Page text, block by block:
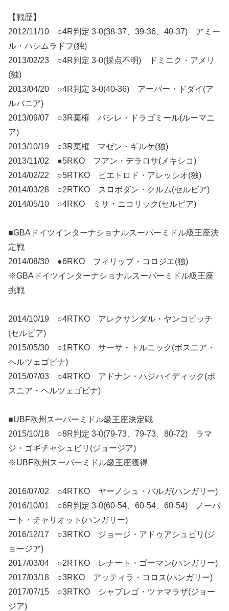
【戦歴】
2012/11/10 ○4R判定 3-0(38-37、39-36、40-37) アミー
ル・ハシムラドフ(独)
2013/02/23 ○4R判定 3-0(採点不明) ドミニク・アメリ
(独)
2013/04/20 ○4R判定 3-0(40-36) アーバー・ドダイ(ア
ルバニア)
2013/09/07 ○3R棄権 バシレ・ドラゴミール(ルーマニ
ア)
2013/10/19 ○3R棄権 マゼン・ギルケ(独)
2013/11/02 ●5RKO フアン・デラロサ(メキシコ)
2014/02/22 ○5RTKO ピエトロド・アレッシオ(独)
2014/03/28 ○2RTKO スロボダン・クルム(セルビア)
2014/05/10 ○4RKO ミサ・ニコリック(セルビア)
■GBAドイツインターナショナルスーパーミドル級王座決
定戦
2014/08/30 ●6RKO フィリップ・コロジエ(独)
※GBAドイツインターナショナルスーパーミドル級王座
挑戦
2014/10/19 ○4RTKO アレクサンダル・ヤンコビッチ
(セルビア)
2015/05/30 ○1RTKO サーサ・トルニック(ボスニア・
ヘルツェゴビナ)
2015/07/03 ○4RTKO アドナン・ハジハイディック(ボ
スニア・ヘルツェゴビナ)
■UBF欧州スーパーミドル級王座決定戦
2015/10/18 ○8R判定 3-0(79-73、79-73、80-72) ラマ
ジ・ゴギチャシュビリ(ジョージア)
※UBF欧州スーパーミドル級王座獲得
2016/07/02 ○4RTKO ヤーノシュ・バルガ(ハンガリー)
2016/10/01 ○6R判定 3-0(60-54、60-54、60-54) ノーバ
ート・チャリオット(ハンガリー)
2016/12/17 ○3RTKO ジョージ・アドゥアシュビリ(ジ
ョージア)
2017/03/04 ○2RTKO レナート・ゴーマン(ハンガリー)
2017/03/18 ○3RKO アッティラ・コロス(ハンガリー)
2017/07/15 ○3RTKO シャブレゴ・ツァマラザ(ジョー
ジア)